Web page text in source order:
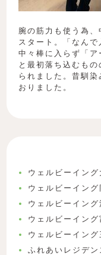
腕の筋力も使う為
スタート。「なん
中々棒に入らず「ア
と最初落ち込むも
られました。昔馴
おりました。
ウェルビーイング
ウェルビーイング
ウェルビーイング
ウェルビーイング
ウェルビーイング
ふれあいレジデン